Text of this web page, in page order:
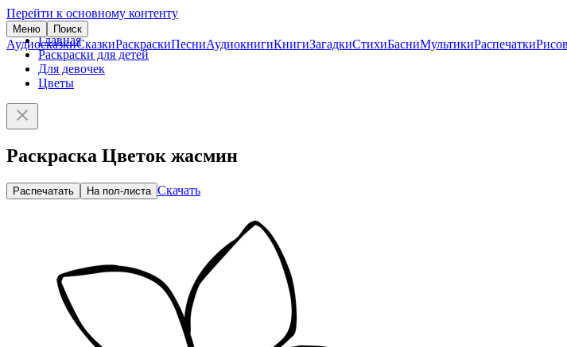
Перейти к основному контенту
Меню Поиск
АудиосказкиСказкиРаскраскиПесниАудиокнигиКнигиЗагадкиСтихиБасниМультикиРаспечатки
Главная
Раскраски для детей
Для девочек
Цветы
Раскраска Цветок жасмин
Распечатать На пол-листа Скачать